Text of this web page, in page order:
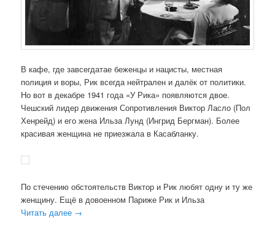
В кафе, где завсегдатае беженцы и нацисты, местная
полиция и воры, Рик всегда нейтрален и далёк от политики.
Но вот в декабре 1941 года «У Рика» появляются двое.
Чешский лидер движения Сопротивления Виктор Ласло (Пол
Хенрейд) и его жена Ильза Лунд (Ингрид Бергман). Более
красивая женщина не приезжала в Касабланку.
По стечению обстоятельств Виктор и Рик любят одну и ту же
женщину. Ещё в довоенном Париже Рик и Ильза
Читать далее →